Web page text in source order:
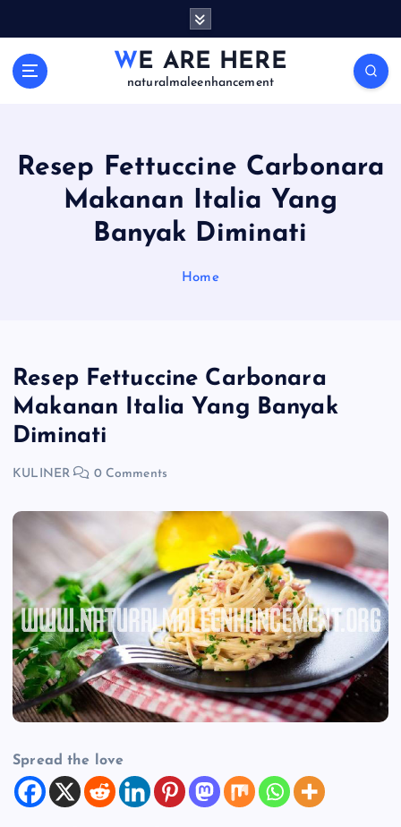
WE ARE HERE
naturalmaleenhancement
Resep Fettuccine Carbonara
Makanan Italia Yang
Banyak Diminati
Home
Resep Fettuccine Carbonara
Makanan Italia Yang Banyak
Diminati
KULINER 0 Comments
Spread the love